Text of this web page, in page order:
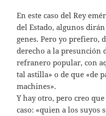
En este caso del Rey
del Estado, algunos
genes. Pero yo prefiero,
derecho a la presunción
refranero popular, con
tal astilla» o de que «de
machines».
Y hay otro, pero creo
caso: «quien a los suyos